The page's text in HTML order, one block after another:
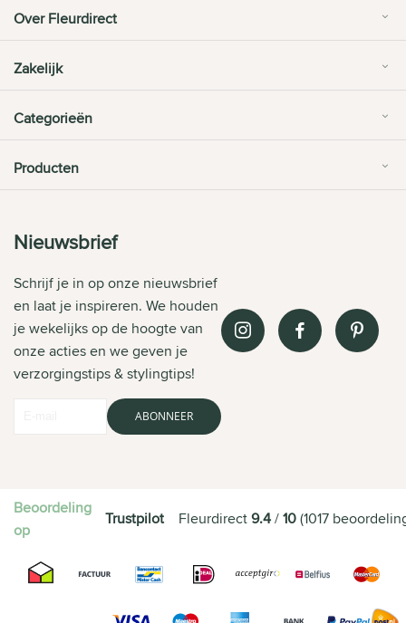
Over Fleurdirect
Zakelijk
Categorieën
Producten
Nieuwsbrief
Schrijf je in op onze nieuwsbrief
en laat je inspireren. We houden
je wekelijks op de hoogte van
onze acties en we geven je
verzorgingstips & stylingtips!
ABONNEER
Beoordeling
op
Trustpilot Fleurdirect9.4/10(1017